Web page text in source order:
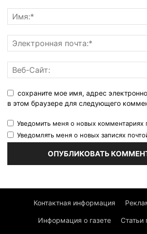
сохраните мое имя, адрес
в этом браузере для следующего
Уведомить меня о новых комментариях
Уведомлять меня о новых записях
Контактная информация
Информация о газете Статьи